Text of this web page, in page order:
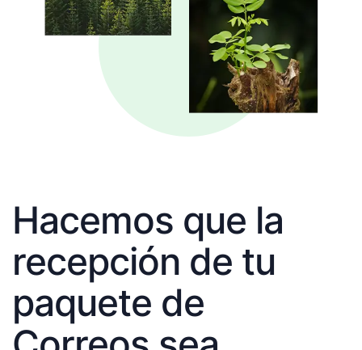
Hacemos que la
recepción de tu
paquete de